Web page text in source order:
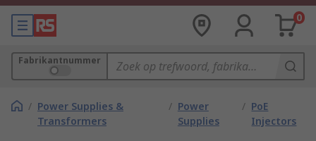
0
Fabrikantnummer
/ Power Supplies &
Transformers
/ Power
Supplies
/ PoE
Injectors